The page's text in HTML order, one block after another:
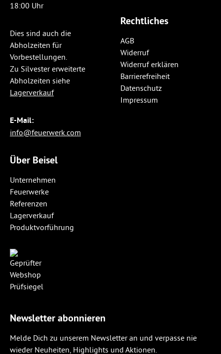
18:00 Uhr
Dies sind auch die
Abholzeiten für
Vorbestellungen.
Zu Silvester erweiterte
Abholzeiten siehe
Lagerverkauf
E-Mail:
info@feuerwerk.com
Rechtliches
AGB
Widerruf
Widerruf erklären
Barrierefreiheit
Datenschutz
Impressum
Über Beisel
Unternehmen
Feuerwerke
Referenzen
Lagerverkauf
Produktvorführung
Newsletter abonnieren
Melde Dich zu unserem Newsletter an und verpasse nie
wieder Neuheiten, Highlights und Aktionen.